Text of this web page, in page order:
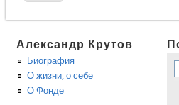
Александр Крутов
Биография
О жизни, о себе
О Фонде